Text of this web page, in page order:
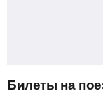
Билеты на